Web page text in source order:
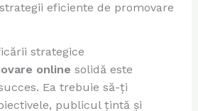
eficiente de promovare
strategice
online solidă este
Ea trebuie să-ți
publicul țintă și